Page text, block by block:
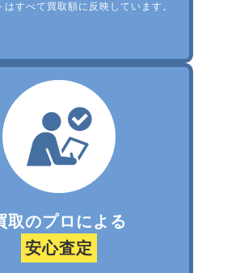
はすべて買取額に反映しています。
取のプロによる
安心査定